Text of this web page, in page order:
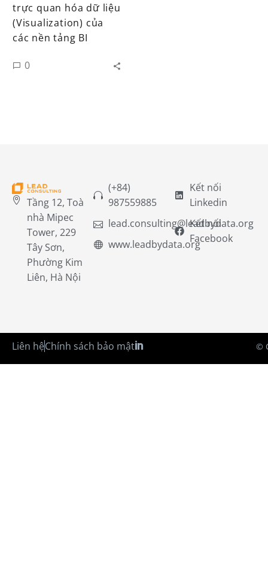
trực quan hóa dữ liệu
(Visualization) của
các nền tảng BI
0
Tầng 12, Toà
nhà Mipec
Tower, 229
Tây Sơn,
Phường Kim
Liên, Hà Nội
(+84)
987559885
lead.consulting@leadbydata.org
www.leadbydata.org
Kết nối
Linkedin
Kết nối
Facebook
©
Liên hệChính sách bảo mật